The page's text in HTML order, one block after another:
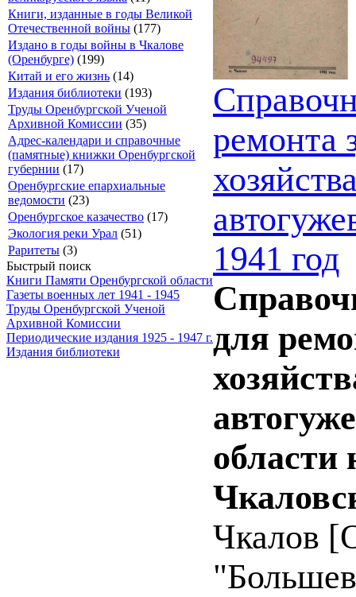
Книги, изданные в годы Великой
Отечественной войны (177)
Издано в годы войны в Чкалове
(Оренбурге) (199)
Китай и его жизнь (14)
Издания библиотеки (193)
Труды Оренбургской Ученой
Архивной Комиссии (35)
Адрес-календари и справочные
(памятные) книжки Оренбургской
губернии (17)
Оренбургские епархиальные
ведомости (23)
Оренбургское казачество (17)
Экология реки Урал (51)
Раритеты (3)
Быстрый поиск
Книги Памяти Оренбургской области
Газеты военных лет 1941 - 1945
Труды Оренбургской Ученой
Архивной Комиссии
Периодические издания 1925 - 1947 г.
Издания библиотеки
ремонта
1941 год
для
области
Чкалов